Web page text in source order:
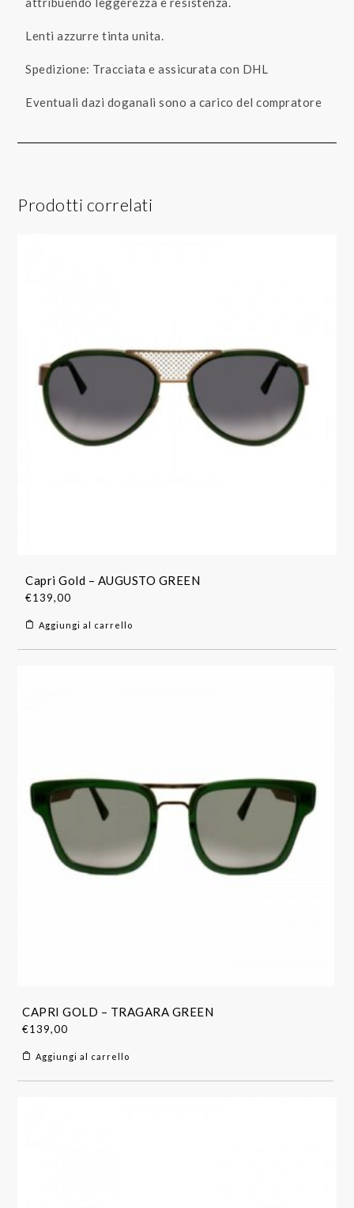
Lenti azzurre tinta unita.
Spedizione: Tracciata e assicurata con DHL
Eventuali dazi doganali sono a carico del compratore
Prodotti correlati
Capri Gold – AUGUSTO GREEN
€139,00
Aggiungi al carrello
CAPRI GOLD – TRAGARA GREEN
€139,00
Aggiungi al carrello